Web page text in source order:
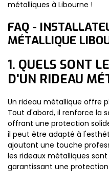
métalliques à Libourne !
FAQ -
MÉTALLIQUE
1. QUELS SONT
D'UN RIDEAU
Un rideau métallique offre
Tout d'abord, il renforce la
offrant une protection
il peut être adapté à
ajoutant une touche
les rideaux métalliques
garantissant une